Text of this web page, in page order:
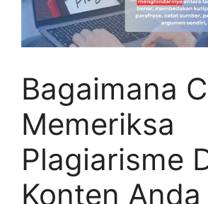
Bagaimana
Memeriksa
Plagiarisme
Konten Anda